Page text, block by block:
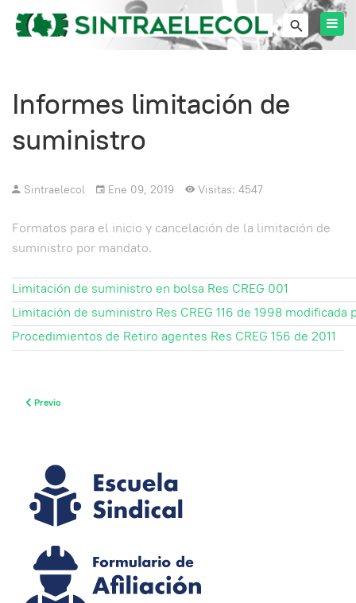
Informes limitación de
suministro
Sintraelecol Ene 09, 2019 Visitas: 4547
Formatos para el inicio y cancelación de la limitación de
suministro por mandato.​
Limitación de suministro en bolsa Res CREG 001
Limitación de suministro Res CREG 116 de 1998
Procedimientos de Retiro agentes Res CREG 156 de 2011
Previous article: La energía eléctrica puede generarse a partir de diferentes
Previo